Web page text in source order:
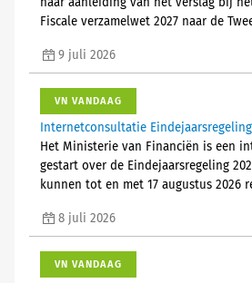
Fiscale verzamelwet 2027 naar de
9 juli 2026
VN VANDAAG
Internetconsultatie
Het Ministerie van Financiën is een
gestart over de Eindejaarsregeling
kunnen tot en met 17 augustus 2026
8 juli 2026
VN VANDAAG